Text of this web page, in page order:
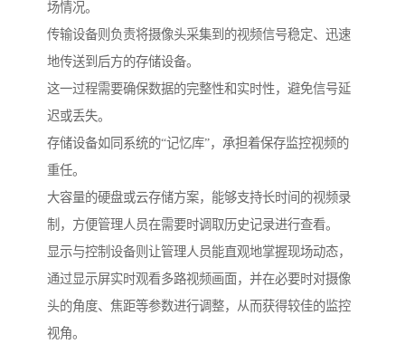
场情况。
传输设备则负责将摄像头采集到的视频信号稳定、迅速
地传送到后方的存储设备。
这一过程需要确保数据的完整性和实时性，避免信号延
迟或丢失。
存储设备如同系统的“记忆库”，承担着保存监控视频的
重任。
大容量的硬盘或云存储方案，能够支持长时间的视频录
制，方便管理人员在需要时调取历史记录进行查看。
显示与控制设备则让管理人员能直观地掌握现场动态，
通过显示屏实时观看多路视频画面，并在必要时对摄像
头的角度、焦距等参数进行调整，从而获得较佳的监控
视角。